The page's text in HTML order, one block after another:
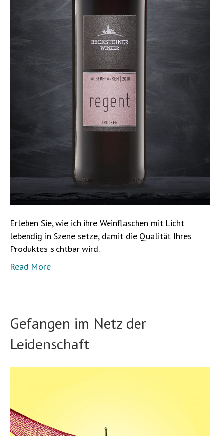
Erleben Sie, wie ich ihre Weinflaschen mit Licht
lebendig in Szene setze, damit die Qualität Ihres
Produktes sichtbar wird.
Read More
Gefangen im Netz der
Leidenschaft